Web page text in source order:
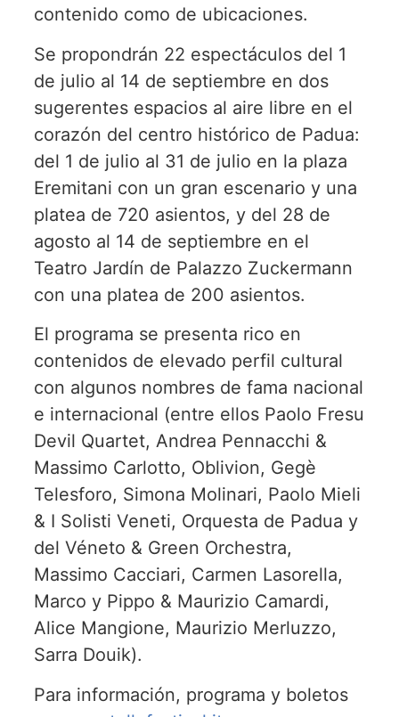
contenido como de ubicaciones.
Se propondrán 22 espectáculos del 1
de julio al 14 de septiembre en dos
sugerentes espacios al aire libre en el
corazón del centro histórico de Padua:
del 1 de julio al 31 de julio en la plaza
Eremitani con un gran escenario y una
platea de 720 asientos, y del 28 de
agosto al 14 de septiembre en el
Teatro Jardín de Palazzo Zuckermann
con una platea de 200 asientos.
El programa se presenta rico en
contenidos de elevado perfil cultural
con algunos nombres de fama nacional
e internacional (entre ellos Paolo Fresu
Devil Quartet, Andrea Pennacchi &
Massimo Carlotto, Oblivion, Gegè
Telesforo, Simona Molinari, Paolo Mieli
& I Solisti Veneti, Orquesta de Padua y
del Véneto & Green Orchestra,
Massimo Cacciari, Carmen Lasorella,
Marco y Pippo & Maurizio Camardi,
Alice Mangione, Maurizio Merluzzo,
Sarra Douik).
Para información, programa y boletos